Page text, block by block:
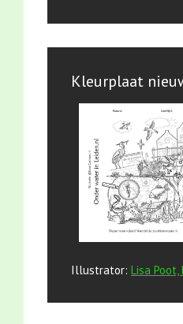
Kleurplaat
Illustrator: Lisa